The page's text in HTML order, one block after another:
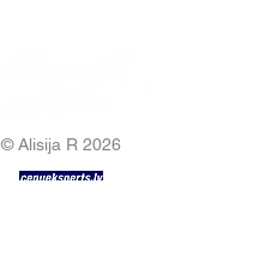
© Alisija R 2026